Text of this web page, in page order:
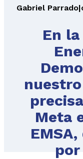
Gabriel Parrado|
En
Meta